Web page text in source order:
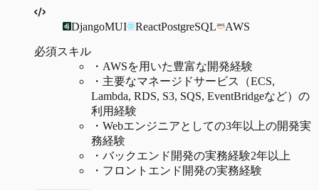
DjangoMUI ReactPostgreSQL AWS
必須スキル
・ AWSを用いた豊富な開発経験
・ 主要なマネージドサービス（ECS,
Lambda, RDS, S3, SQS, EventBridgeなど）の
利用経験
・ Webエンジニアとしての3年以上の開発実
務経験
・ バックエンド開発の実務経験2年以上
・ フロントエンド開発の実務経験